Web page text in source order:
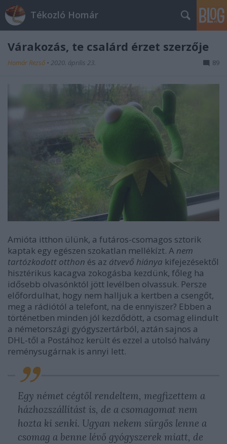
Tékozló Homár
Várakozás, te csalárd érzet szerzője
Homár Rezső • 2020. április 23. 89
Amióta itthon ülünk, a futáros-csomagos sztorik
kaptak egy egészen szokatlan mellékízt. Anem
tartózkodott otthon és az átvevő hiánya kifejezésektől
hisztérikus kacagva zokogásba kezdünk, főleg ha
idősebb olvasónktól jött levélben olvassuk. Persze
előfordulhat, hogy nem halljuk a kertben a csengőt,
meg a rádiótól a telefont, na de ennyiszer? Ebben a
történetben minden jól kezdődött, a csomag elindult
a németországi gyógyszertárból, aztán sajnos a
DHL-től a Postához került és ezzel a utolsó halvány
reménysugárnak is annyi lett.
Egy német cégtől rendeltem, megfizettem a
házhozszállítást is, de a csomagomat nem
hozta ki senki. Ugyan nekem sürgős lenne a
csomag a benne lévő gyógyszerek miatt, de